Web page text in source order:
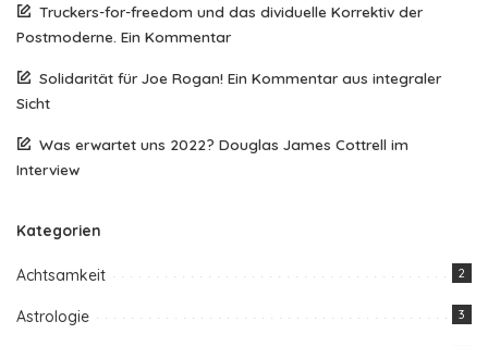
Truckers-for-freedom und das dividuelle Korrektiv der
Postmoderne. Ein Kommentar
Solidarität für Joe Rogan! Ein Kommentar aus integraler
Sicht
Was erwartet uns 2022? Douglas James Cottrell im
Interview
Kategorien
Achtsamkeit 2
Astrologie 3